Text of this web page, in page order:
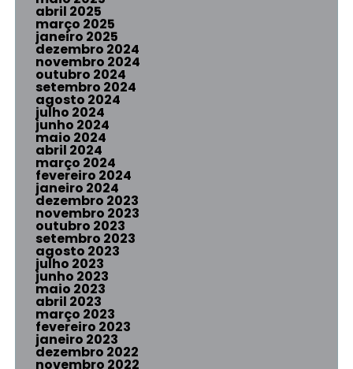
abril 2025
março 2025
janeiro 2025
dezembro 2024
novembro 2024
outubro 2024
setembro 2024
agosto 2024
julho 2024
junho 2024
maio 2024
abril 2024
março 2024
fevereiro 2024
janeiro 2024
dezembro 2023
novembro 2023
outubro 2023
setembro 2023
agosto 2023
julho 2023
junho 2023
maio 2023
abril 2023
março 2023
fevereiro 2023
janeiro 2023
dezembro 2022
novembro 2022